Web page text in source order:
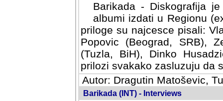
Barikada - Diskografija
albumi izdati u Regionu
priloge su najcesce pisali:
Popovic (Beograd, SRB),
(Tuzla, BiH), Dinko
prilozi svakako zasluzuju da
Autor: Dragutin Matoševic,
Barikada (INT) - Interviews